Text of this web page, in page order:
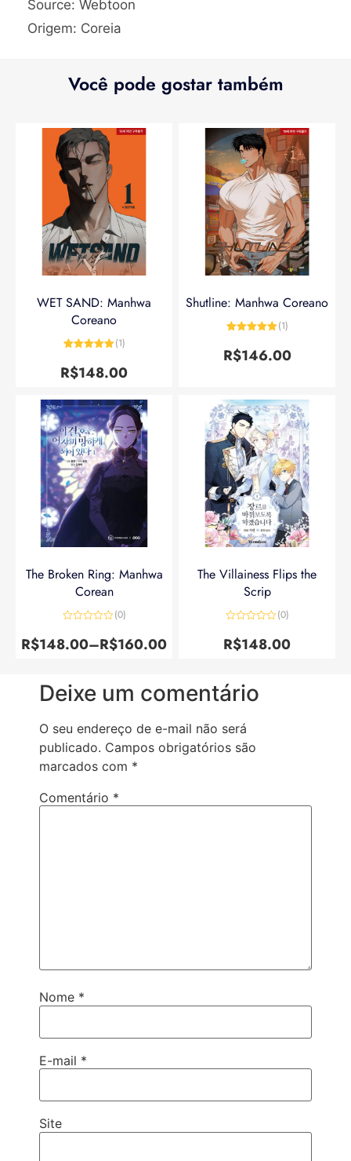
Source: Webtoon
Origem: Coreia
Você pode gostar também
WET SAND: Manhwa
Coreano
de 5
(1)
R$148.00
Shutline: Manhwa Coreano
de 5
(1)
R$146.00
The Broken Ring: Manhwa
Corean
0
de
(0)
R$148.00–R$160.00
The Villainess Flips the
Scrip
0
de
(0)
R$148.00
Deixe um comentário
O seu endereço de e-mail não será
publicado. Campos obrigatórios são
marcados com *
Comentário *
Nome *
E-mail *
Site